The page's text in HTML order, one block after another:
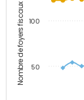
Nombre de foyers fiscaux 50
100